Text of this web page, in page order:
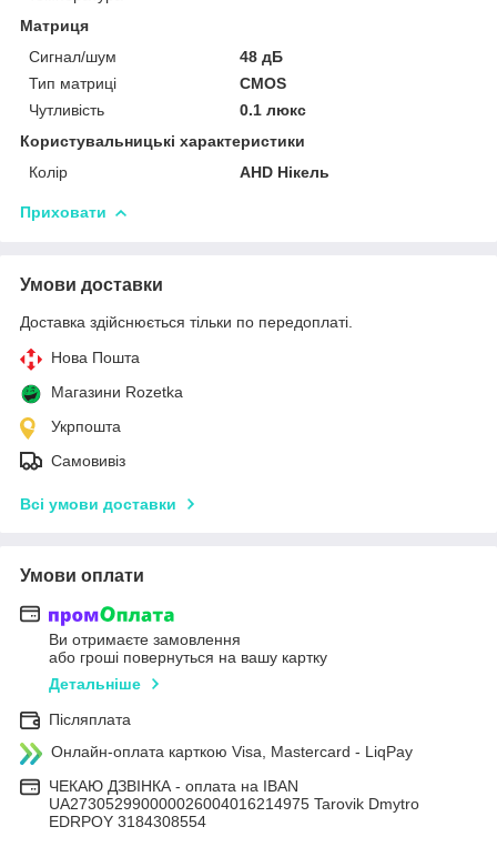
Матриця
Сигнал/шум
48 дБ
Тип матриці
CMOS
Чутливість
0.1 люкс
Користувальницькі характеристики
Колір
AHD Нікель
Приховати
Умови доставки
Доставка здійснюється тільки по передоплаті.
Нова Пошта
Магазини Rozetka
Укрпошта
Самовивіз
Всі умови доставки
Умови оплати
Ви отримаєте замовлення
або гроші повернуться на вашу картку
Детальніше
Післяплата
Онлайн-оплата карткою Visa, Mastercard - LiqPay
ЧЕКАЮ ДЗВІНКА - оплата на IBAN
UA273052990000026004016214975 Tarovik Dmytro
EDRPOY 3184308554